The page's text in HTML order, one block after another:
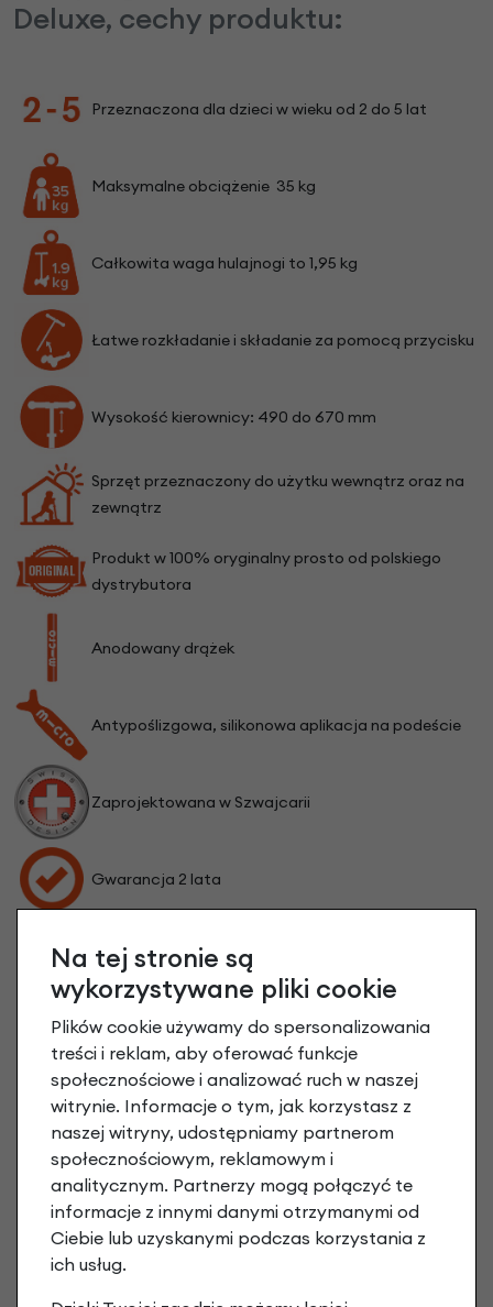
Deluxe, cechy produktu:
Przeznaczona dla dzieci w wieku od 2 do 5 lat
Maksymalne obciążenie 35 kg
Całkowita waga hulajnogi to 1,95 kg
Łatwe rozkładanie i składanie za pomocą przycisku
Wysokość kierownicy: 490 do 670 mm
Sprzęt przeznaczony do użytku wewnątrz oraz na
zewnątrz
Produkt w 100% oryginalny prosto od polskiego
dystrybutora
Anodowany drążek
Antypoślizgowa, silikonowa aplikacja na podeście
Zaprojektowana w Szwajcarii
Gwarancja 2 lata
Na tej stronie są
wykorzystywane pliki cookie
Plików cookie używamy do spersonalizowania
treści i reklam, aby oferować funkcje
społecznościowe i analizować ruch w naszej
witrynie. Informacje o tym, jak korzystasz z
naszej witryny, udostępniamy partnerom
społecznościowym, reklamowym i
analitycznym. Partnerzy mogą połączyć te
informacje z innymi danymi otrzymanymi od
Ciebie lub uzyskanymi podczas korzystania z
ich usług.